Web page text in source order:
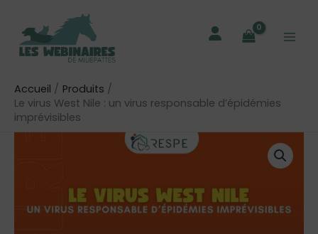
contenu
Accueil
Produits
Le virus West Nile : un virus responsable d’épidémies
imprévisibles